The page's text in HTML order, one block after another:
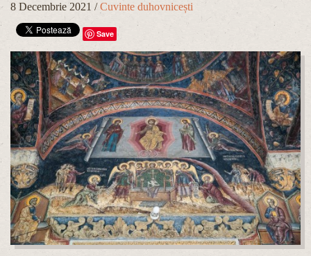
8 Decembrie 2021 /Cuvinte duhovnicești
Save